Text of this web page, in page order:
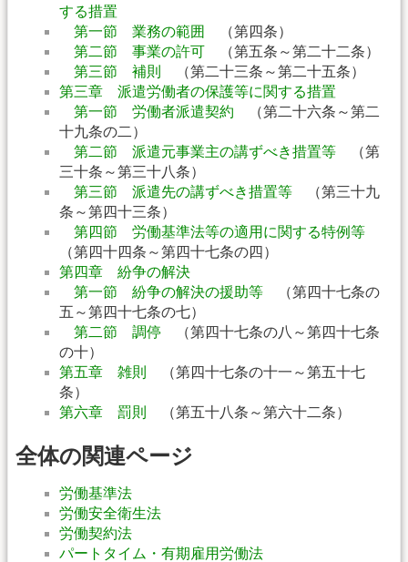
する措置
第一節 業務の範囲
（第四条）
第二節 事業の許可 （第五条～第二十二条）
第三節 補則
（第二十三条～第二十五条）
第三章 派遣労働者の保護等に関する措置
第一節 労働者派遣契約 （第二十六条～第二
十九条の二）
第二節 派遣元事業主の講ずべき措置等 （第
三十条～第三十八条）
第三節 派遣先の講ずべき措置等 （第三十九
条～第四十三条）
第四節 労働基準法等の適用に関する特例等
（第四十四条～第四十七条の四）
第四章 紛争の解決
第一節 紛争の解決の援助等 （第四十七条の
五～第四十七条の七）
第二節 調停 （第四十七条の八～第四十七条
の十）
第五章 雑則
（第四十七条の十一～第五十七
条）
第六章 罰則
（第五十八条～第六十二条）
全体の関連ページ
労働基準法
労働安全衛生法
労働契約法
パートタイム・有期雇用労働法